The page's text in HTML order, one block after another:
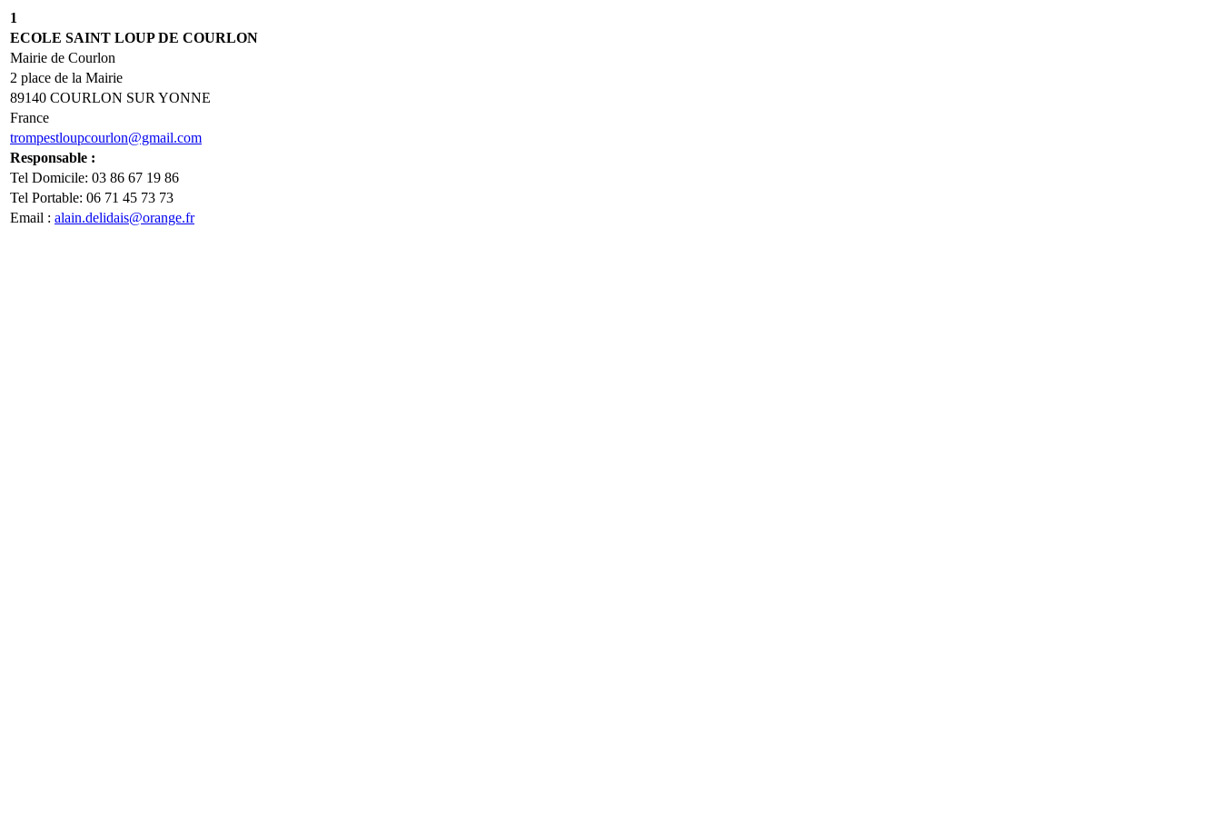
1
ECOLE SAINT LOUP DE COURLON
Mairie de Courlon
2 place de la Mairie
89140 COURLON SUR YONNE
France
trompestloupcourlon@gmail.com
Responsable :
Tel Domicile: 03 86 67 19 86
Tel Portable: 06 71 45 73 73
Email : alain.delidais@orange.fr